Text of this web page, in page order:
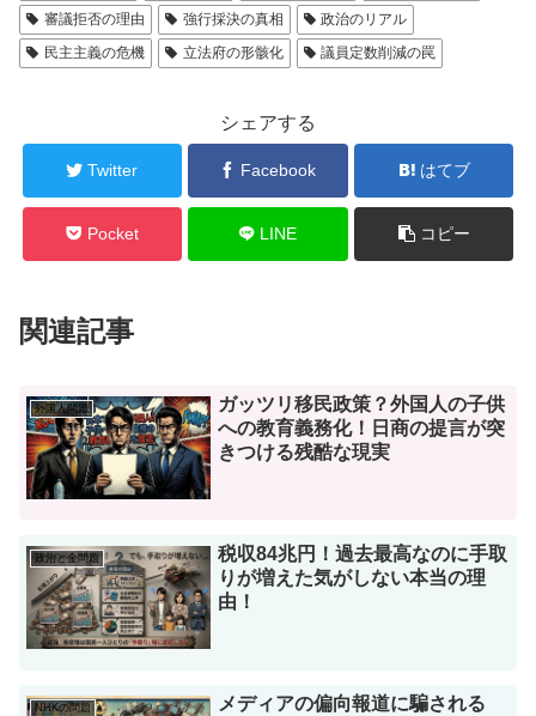
審議拒否の理由
強行採決の真相
政治のリアル
民主主義の危機
立法府の形骸化 議員定数削減の罠
シェアする
Twitter Facebook はてブ
Pocket LINE コピー
関連記事
外国人問題
ガッツリ移民政策？外国人の子供
への教育義務化！日商の提言が突
きつける残酷な現実
政治と金問題
税収84兆円！過去最高なのに手取
りが増えた気がしない本当の理
由！
NHKの問題
メディアの偏向報道に騙される